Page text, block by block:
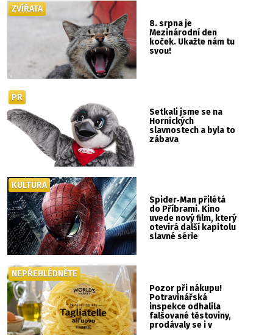
8. srpna je
Mezinárodní den
koček. Ukažte nám tu
svou!
ZVÍŘATA
Setkali jsme se na
Hornických
slavnostech a byla to
zábava
PR
Spider‑Man přilétá
do Příbrami. Kino
uvede nový film, který
otevírá další kapitolu
slavné série
KULTURA
Pozor při nákupu!
Potravinářská
inspekce odhalila
falšované těstoviny,
prodávaly se i v
NEPŘEHLÉDNĚTE